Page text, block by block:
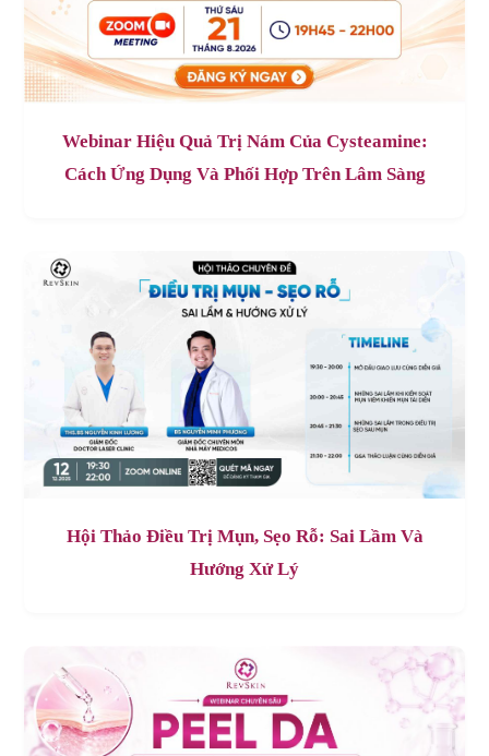
Webinar Hiệu Quả Trị Nám Của Cysteamine:
Cách Ứng Dụng Và Phối Hợp Trên Lâm Sàng
Hội Thảo Điều Trị Mụn, Sẹo Rỗ: Sai Lầm Và
Hướng Xử Lý